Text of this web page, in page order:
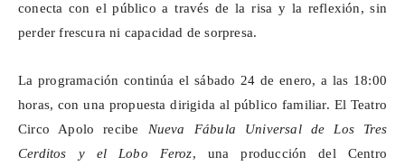
conecta con el público a través de la risa y la reflexión, sin
perder frescura ni capacidad de sorpresa.
La programación continúa el sábado 24 de enero, a las 18:00
horas, con una propuesta dirigida al público familiar. El Teatro
Circo Apolo recibe Nueva Fábula Universal de Los Tres
Cerditos y el Lobo Feroz, una producción del Centro